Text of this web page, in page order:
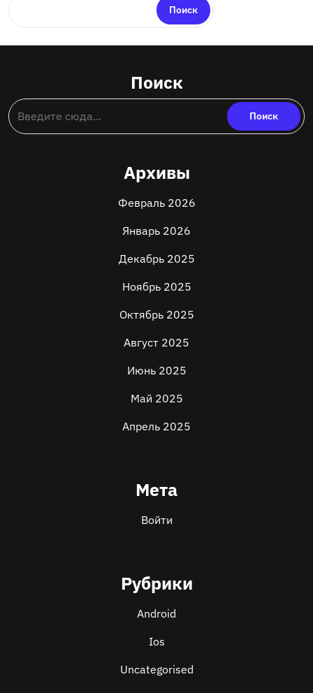
Поиск
Поиск
Архивы
Февраль 2026
Январь 2026
Декабрь 2025
Ноябрь 2025
Октябрь 2025
Август 2025
Июнь 2025
Май 2025
Апрель 2025
Мета
Войти
Рубрики
Android
Ios
Uncategorised